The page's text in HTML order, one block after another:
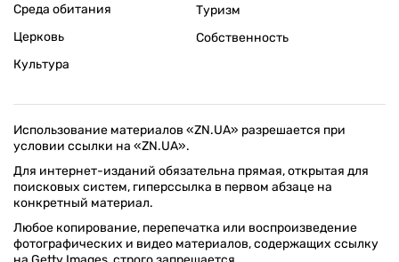
Среда обитания
Церковь
Культура
Туризм
Собственность
Использование материалов «ZN.UA» разрешается при
условии ссылки на «ZN.UA».
Для интернет-изданий обязательна прямая, открытая для
поисковых систем, гиперссылка в первом абзаце на
конкретный материал.
Любое копирование, перепечатка или воспроизведение
фотографических и видео материалов, содержащих ссылку